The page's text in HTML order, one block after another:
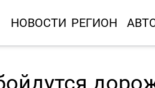
НОВОСТИ РЕГИОН